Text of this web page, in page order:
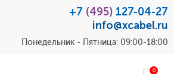
+7 (495) 127-04-27
info@xcabel.ru
Понедельник - Пятница: 09:00-18:00
0